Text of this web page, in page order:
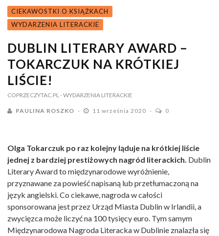
CIEKAWOSTKI O KSIĄŻKACH
WYDARZENIA LITERACKIE
DUBLIN LITERARY AWARD –
TOKARCZUK NA KRÓTKIEJ
LIŚCIE!
COPRZECZYTAC.PL - WYDARZENIA LITERACKIE
PAULINA ROSZKO 11 września 2020 0
Olga Tokarczuk po raz kolejny ląduje na krótkiej liście
jednej z bardziej prestiżowych nagród literackich. Dublin
Literary Award to międzynarodowe wyróżnienie,
przyznawane za powieść napisaną lub przetłumaczoną na
język angielski. Co ciekawe, nagroda w całości
sponsorowana jest przez Urząd Miasta Dublin w Irlandii, a
zwycięzca może liczyć na 100 tysięcy euro. Tym samym
Międzynarodowa Nagroda Literacka w Dublinie znalazła się